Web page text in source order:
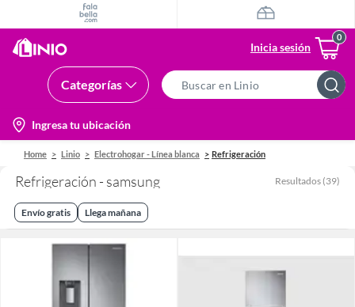
Inicia sesión
Categorías
Bar
location-
icon
Ingresa tu ubicación
Home Linio Electrohogar - Línea blanca Refrigeración
Refrigeración - samsung Resultados (39)
Envío gratis Llega mañana